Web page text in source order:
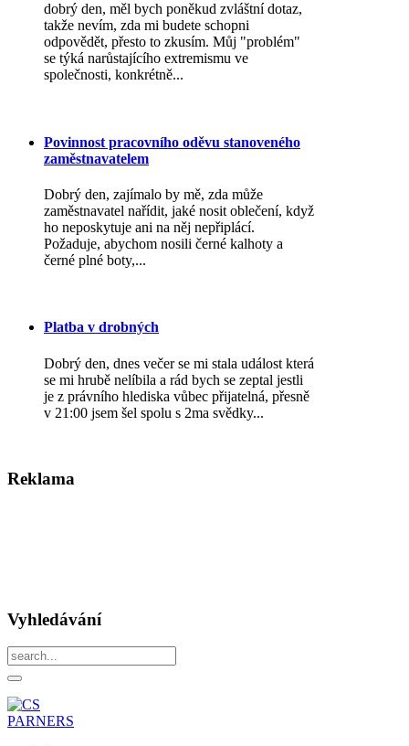
dobrý den, měl bych poněkud zvláštní dotaz,
takže nevím, zda mi budete schopni
odpovědět, přesto to zkusím. Můj "problém"
se týká narůstajícího extremismu ve
společnosti, konkrétně...
Povinnost pracovního oděvu stanoveného
zaměstnavatelem
Dobrý den, zajímalo by mě, zda může
zaměstnavatel nařídit, jaké nosit oblečení, když
ho neposkytuje ani na něj nepřiplácí.
Požaduje, abychom nosili černé kalhoty a
černé plné boty,...
Platba v drobných
Dobrý den, dnes večer se mi stala událost která
se mi hrubě nelíbila a rád bych se zeptal jestli
je z právního hlediska vůbec přijatelná, přesně
v 21:00 jsem šel spolu s 2ma svědky...
Reklama
Vyhledávání